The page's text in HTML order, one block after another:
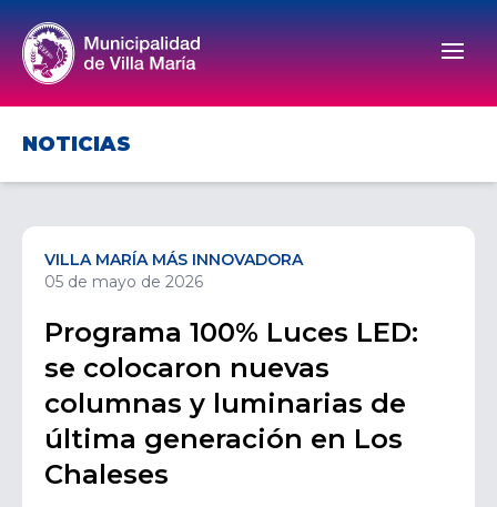
NOTICIAS
VILLA MARÍA MÁS INNOVADORA
05 de mayo de 2026
Programa 100% Luces LED:
se colocaron nuevas
columnas y luminarias de
última generación en Los
Chaleses